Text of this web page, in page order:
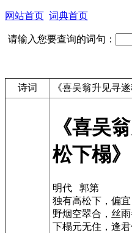
网站首页 词典首页
请输入您要查询的词句：
诗词 《喜吴翁升见寻
《喜吴
松下榻
明代 郭第
独有高松下，偏宜
野烟空翠合，丝雨
下榻元无住，逢君